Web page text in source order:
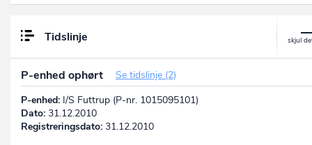
Tidslinje
P-enhed ophørt
Se tidslinje (2)
P-enhed: I/S Futtrup (P-nr. 1015095101)
Dato: 31.12.2010
Registreringsdato: 31.12.2010